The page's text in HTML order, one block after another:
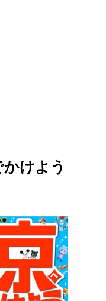
けよう